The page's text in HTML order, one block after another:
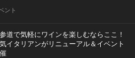
ント
道で気軽にワインを楽しむならここ！
イタリアンがリニューアル＆イベント